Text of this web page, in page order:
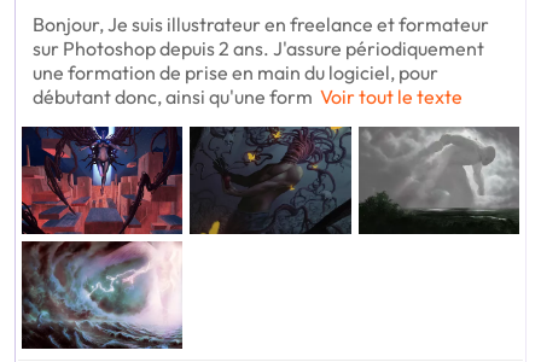
Bonjour, Je suis illustrateur en freelance et formateur
sur Photoshop depuis 2 ans. J'assure périodiquement
une formation de prise en main du logiciel, pour
débutant donc, ainsi qu'une form Voir tout le texte